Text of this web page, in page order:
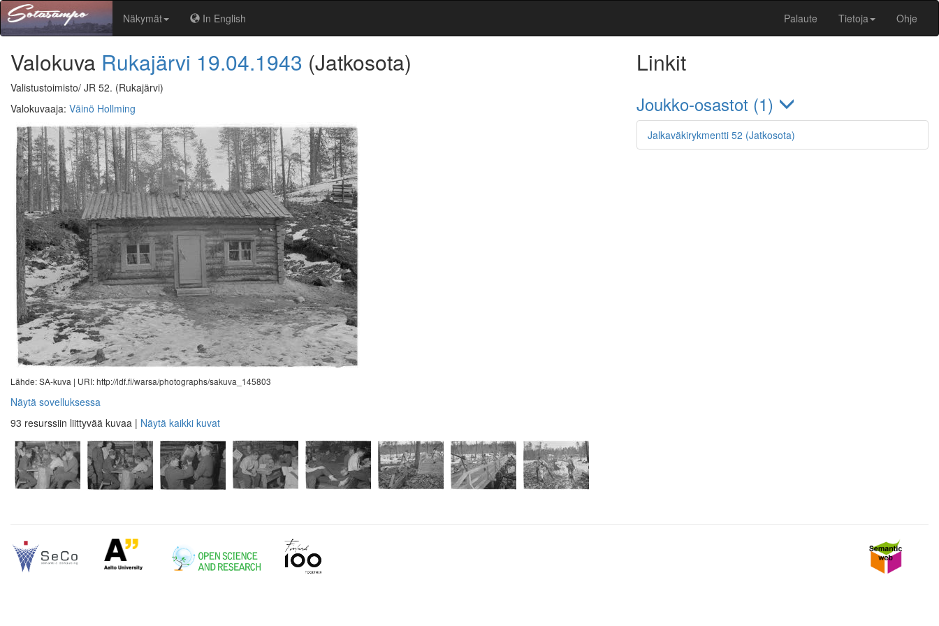
Näkymät In English Palaute Tietoja Ohje
Valokuva Rukajärvi 19.04.1943 (Jatkosota)
Valistustoimisto/ JR 52. (Rukajärvi)
Valokuvaaja: Väinö Hollming
Lähde: SA-kuva | URI: http://ldf.fi/warsa/photographs/sakuva_145803
Näytä sovelluksessa
93 resurssiin liittyvää kuvaa | Näytä kaikki kuvat
Linkit
Joukko-osastot (1)
Jalkaväkirykmentti 52 (Jatkosota)